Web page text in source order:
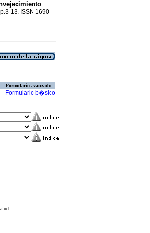
.
13. ISSN 1690-
Formulario avanzado
Formulario b�sico